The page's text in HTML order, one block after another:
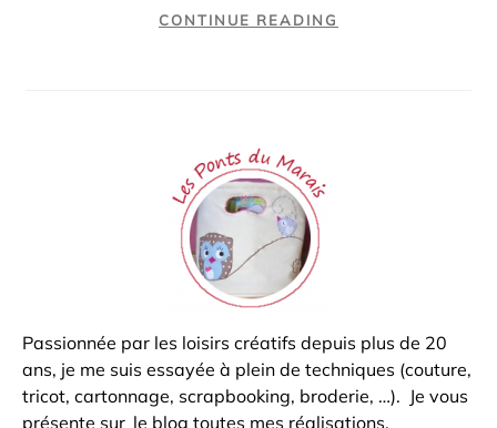
CONTINUE READING
Passionnée par les loisirs créatifs depuis plus de 20
ans, je me suis essayée à plein de techniques (couture,
tricot, cartonnage, scrapbooking, broderie, …). Je vous
présente sur le blog toutes mes réalisations.